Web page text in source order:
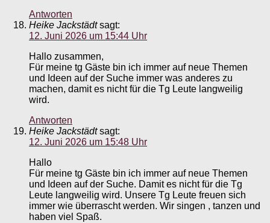
Antworten
Heike Jackstädt sagt:
12. Juni 2026 um 15:44 Uhr
Hallo zusammen,
Für meine tg Gäste bin ich immer auf neue Themen
und Ideen auf der Suche immer was anderes zu
machen, damit es nicht für die Tg Leute langweilig
wird.
Antworten
Heike Jackstädt sagt:
12. Juni 2026 um 15:48 Uhr
Hallo
Für meine tg Gäste bin ich immer auf neue Themen
und Ideen auf der Suche. Damit es nicht für die Tg
Leute langweilig wird. Unsere Tg Leute freuen sich
immer wie überrascht werden. Wir singen , tanzen und
haben viel Spaß.